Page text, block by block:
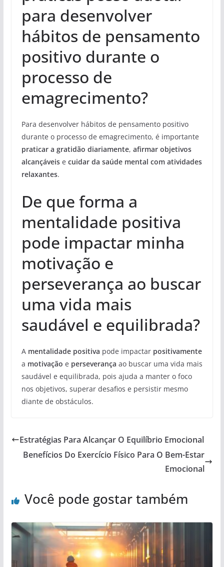
para desenvolver
hábitos de pensamento
positivo durante o
processo de
emagrecimento?
Para desenvolver hábitos de pensamento positivo
durante o processo de emagrecimento, é importante
praticar a gratidão diariamente, afirmar objetivos
alcançáveise cuidar da saúde mental com atividades
relaxantes.
De que forma a
mentalidade positiva
pode impactar minha
motivação e
perseverança ao buscar
uma vida mais
saudável e equilibrada?
A mentalidade positiva pode impactar positivamente
a motivação e perseverança ao buscar uma vida mais
saudável e equilibrada, pois ajuda a manter o foco
nos objetivos, superar desafios e persistir mesmo
diante de obstáculos.
Estratégias Para Alcançar O Equilíbrio Emocional
Benefícios Do Exercício Físico Para O Bem-Estar
Emocional
Você pode gostar também